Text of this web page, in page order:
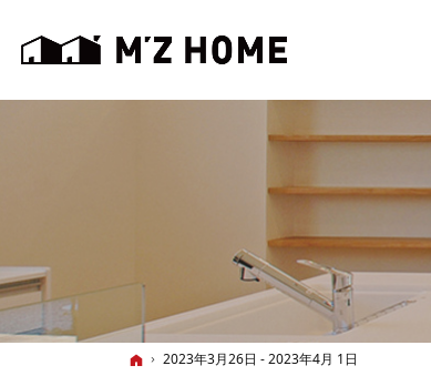
ホーム
2023年3月26日 - 2023年4月 1日